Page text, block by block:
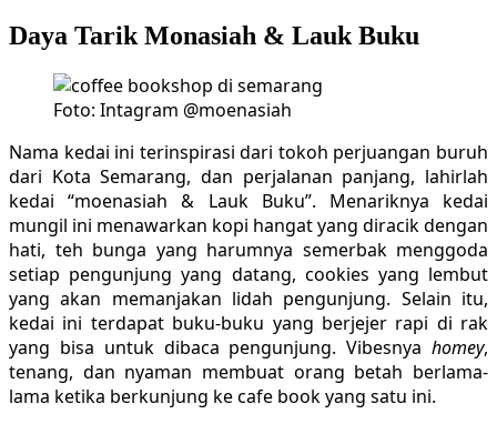
Daya Tarik Monasiah & Lauk Buku
Foto: Intagram @moenasiah
Nama kedai ini terinspirasi dari tokoh perjuangan buruh
dari Kota Semarang, dan perjalanan panjang, lahirlah
kedai “moenasiah & Lauk Buku”. Menariknya kedai
mungil ini menawarkan kopi hangat yang diracik dengan
hati, teh bunga yang harumnya semerbak menggoda
setiap pengunjung yang datang, cookies yang lembut
yang akan memanjakan lidah pengunjung. Selain itu,
kedai ini terdapat buku-buku yang berjejer rapi di rak
yang bisa untuk dibaca pengunjung. Vibesnya homey,
tenang, dan nyaman membuat orang betah berlama-
lama ketika berkunjung ke cafe book yang satu ini.